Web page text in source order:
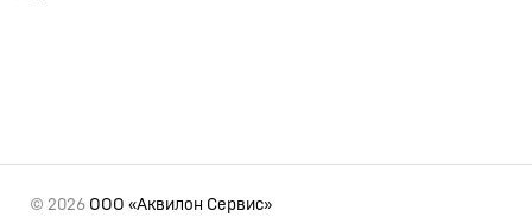
© 2026 ООО «Аквилон Сервис»